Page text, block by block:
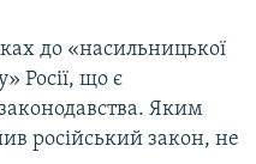
до «насильницької
Росії, що є
Яким
російський закон, не